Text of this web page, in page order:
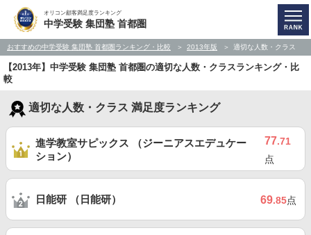
オリコン顧客満足度ランキング
中学受験 集団塾 首都圏
おすすめの中学受験 集団塾 首都圏ランキング・比較 2013年版 適切な人数・クラス
【2013年】中学受験 集団塾 首都圏の適切な人数・クラスランキング・比
較
適切な人数・クラス 満足度ランキング
進学教室サピックス （ジーニアスエデュケー
ション）
77.71
点
日能研 （日能研） 69.85点